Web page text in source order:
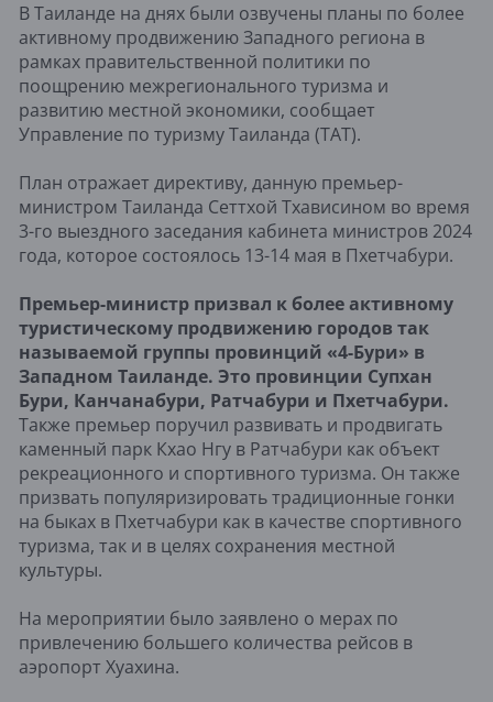
В Таиланде на днях были озвучены планы по более
активному продвижению Западного региона в
рамках правительственной политики по
поощрению межрегионального туризма и
развитию местной экономики, сообщает
Управление по туризму Таиланда (TAT).
План отражает директиву, данную премьер-
министром Таиланда Сеттхой Тхависином во время
3-го выездного заседания кабинета министров 2024
года, которое состоялось 13-14 мая в Пхетчабури.
Премьер-министр призвал к более активному
туристическому продвижению городов так
называемой группы провинций «4-Бури» в
Западном Таиланде. Это провинции Супхан
Бури, Канчанабури, Ратчабури и Пхетчабури.
Также премьер поручил развивать и продвигать
каменный парк Кхао Нгу в Ратчабури как объект
рекреационного и спортивного туризма. Он также
призвать популяризировать традиционные гонки
на быках в Пхетчабури как в качестве спортивного
туризма, так и в целях сохранения местной
культуры.
На мероприятии было заявлено о мерах по
привлечению большего количества рейсов в
аэропорт Хуахина.